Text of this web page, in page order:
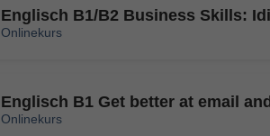
Englisch B1/B2 Business Skills:
Onlinekurs
Englisch B1 Get better at email
Onlinekurs